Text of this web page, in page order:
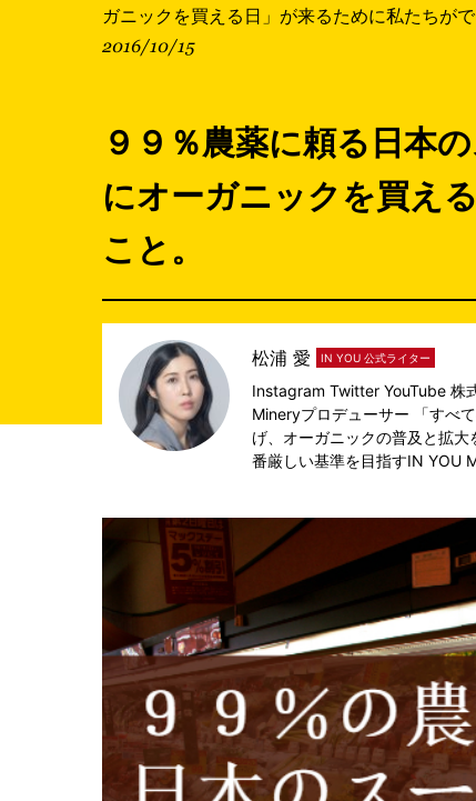
ガニックを買える日」が来るために私たちがで
2016/10/15
９９％農薬に頼る日本
にオーガニックを買え
こと。
松浦 愛 IN YOU 公式ライター
Instagram Twitter YouTube 株
Mineryプロデューサー 「すべ
げ、オーガニックの普及と拡
番厳しい基準を目指すIN YOU